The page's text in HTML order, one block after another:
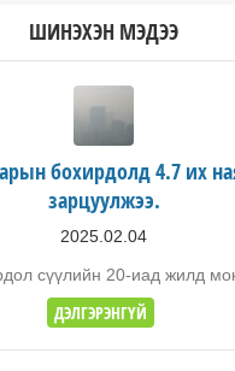
ШИНЭХЭН МЭДЭЭ
бохирдолд 4.7 их
зарцуулжээ.
2025.02.04
сүүлийн 20-иад жилд
ДЭЛГЭРЭНГҮЙ